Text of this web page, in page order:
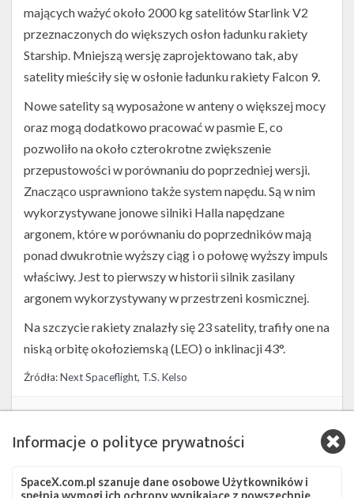
mających ważyć około 2000 kg satelitów Starlink V2
przeznaczonych do większych osłon ładunku rakiety
Starship. Mniejszą wersję zaprojektowano tak, aby
satelity mieściły się w osłonie ładunku rakiety Falcon 9.
Nowe satelity są wyposażone w anteny o większej mocy
oraz mogą dodatkowo pracować w pasmie E, co
pozwoliło na około czterokrotne zwiększenie
przepustowości w porównaniu do poprzedniej wersji.
Znacząco usprawniono także system napędu. Są w nim
wykorzystywane jonowe silniki Halla napędzane
argonem, które w porównaniu do poprzedników mają
ponad dwukrotnie wyższy ciąg i o połowę wyższy impuls
właściwy. Jest to pierwszy w historii silnik zasilany
argonem wykorzystywany w przestrzeni kosmicznej.
Na szczycie rakiety znalazły się 23 satelity, trafiły one na
niską orbitę okołoziemską (LEO) o inklinacji 43°.
Źródła:Next Spaceflight, T.S. Kelso
ASOG Falcon 9 SLC-40 Starlink
Informacje o polityce prywatności
SpaceX.com.pl szanuje dane osobowe Użytkowników i